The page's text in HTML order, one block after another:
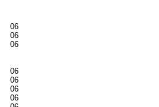
06
06
06
06
06
06
06